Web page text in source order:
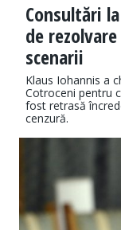
Consultări
de
scenarii
Klaus Iohannis a
Cotroceni pentru
fost retrasă
cenzură.